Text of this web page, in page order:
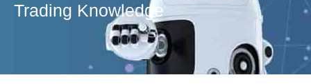
Trading Knowledge